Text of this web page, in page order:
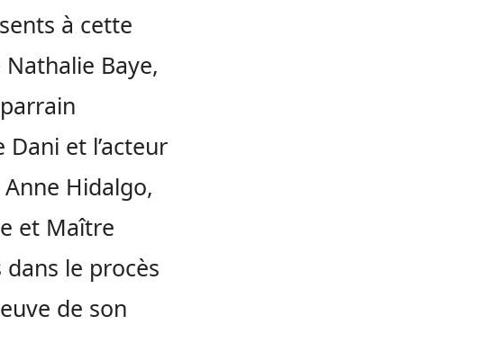
à cette
Baye,
et l’acteur
Hidalgo,
et Maître
le procès
de son